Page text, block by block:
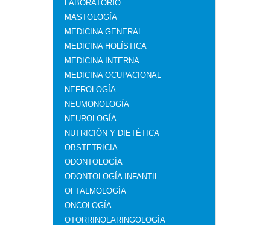
LABORATORIO
MASTOLOGÍA
MEDICINA GENERAL
MEDICINA HOLÍSTICA
MEDICINA INTERNA
MEDICINA OCUPACIONAL
NEFROLOGÍA
NEUMONOLOGÍA
NEUROLOGÍA
NUTRICIÓN Y DIETÉTICA
OBSTETRICIA
ODONTOLOGÍA
ODONTOLOGÍA INFANTIL
OFTALMOLOGÍA
ONCOLOGÍA
OTORRINOLARINGOLOGÍA